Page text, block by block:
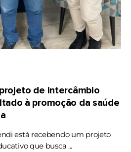
de intercâmbio
à promoção da saúde
está recebendo um projeto
que busca ...